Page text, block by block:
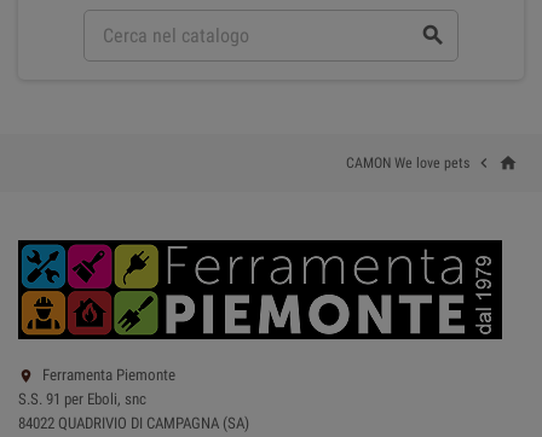

home

CAMON We love pets

Ferramenta Piemonte
S.S. 91 per Eboli, snc
84022 QUADRIVIO DI CAMPAGNA (SA)